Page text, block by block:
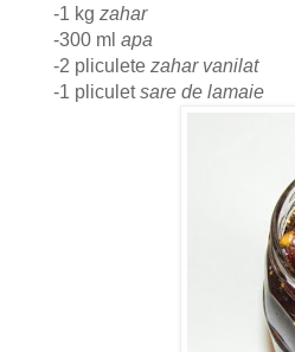
-1 kg zahar
-300 ml apa
-2 pliculete zahar vanilat
-1 pliculetsare de lamaie